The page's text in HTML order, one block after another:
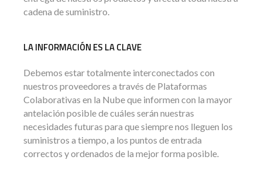
cadena de suministro.
LA INFORMACIÓN ES LA CLAVE
Debemos estar totalmente interconectados con
nuestros proveedores a través de Plataformas
Colaborativas en la Nube que informen con la mayor
antelación posible de cuáles serán nuestras
necesidades futuras para que siempre nos lleguen los
suministros a tiempo, a los puntos de entrada
correctos y ordenados de la mejor forma posible.